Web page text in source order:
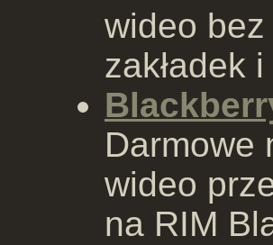
wideo
zakładek
Darmowe
wideo
na RIM